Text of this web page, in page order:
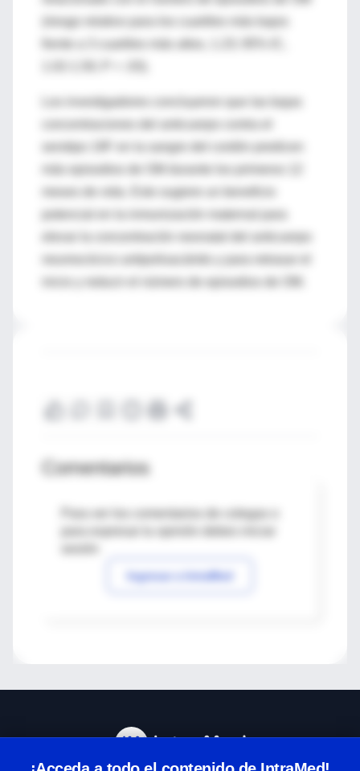
(riesgo relativo para los cuartiles más bajos
Los investigadores concluyeron que las bajas
serotipo 19F en la sangre del cordón predicen
meses de vida. Esto sugiere un beneficio
Comentarios
Para ver los comentarios de colegas o
Ingresar a IntraMed